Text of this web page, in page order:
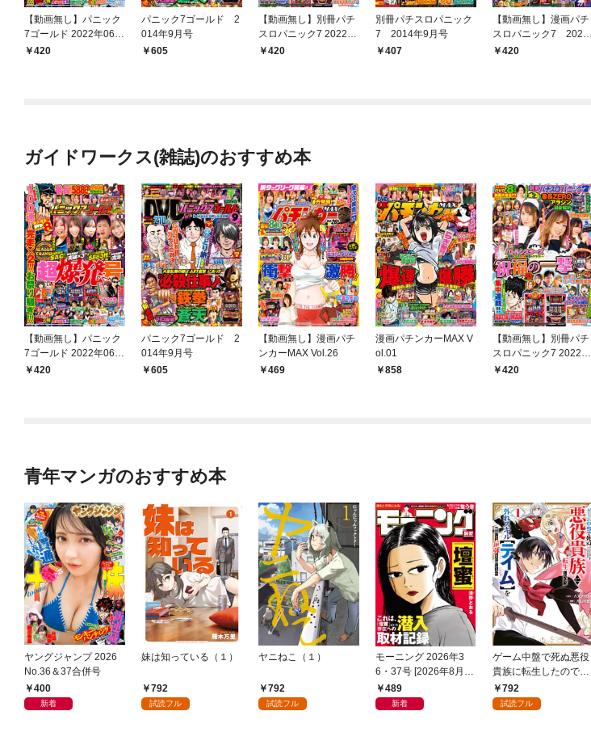
【動画無し】パニック
7ゴールド 2022年06月
号420
パニック7ゴールド 2
014年9月号
605
【動画無し】別冊パチ
スロパニック7 2022年
5月号
420
別冊パチスロパニック
7 2014年9月号
407
【動画無し】漫画パチ
スロパニック7 2022
年05月号
420
ガイドワークス(雑誌)のおすすめ本
【動画無し】パニック
7ゴールド 2022年06月
号420
パニック7ゴールド 2
014年9月号
605
【動画無し】漫画パチ
ンカーMAX Vol.26
469
漫画パチンカーMAX V
ol.01
858
【動画無し】別冊パチ
スロパニック7 2022年
5月号
420
青年マンガのおすすめ本
ヤングジャンプ 2026
No.36＆37合併号
400
新着
妹は知っている（１）
792
試読フル
ヤニねこ（１）
792
試読フル
モーニング 2026年3
6・37号 [2026年8月6
日発売]
489
新着
ゲーム中盤で死ぬ悪役
貴族に転生したので、
外れスキル【テイム】
を駆使して最強を目指
792
試読フル